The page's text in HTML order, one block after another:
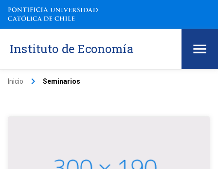
Instituto de Economía
Inicio keyboard_arrow_right Seminarios